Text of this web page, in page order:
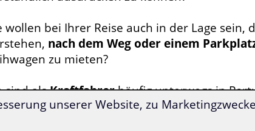
wollen bei Ihrer Reise auch in der Lage sein,
nach dem Weg oder einem
zu mieten?
sind alsKraftfahrerhäufig unterwegs in
Wortschatz, um bei einer Panne
unserer Website, zu